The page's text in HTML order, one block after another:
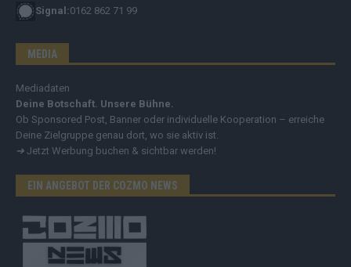
Signal:0162 862 71 99
MEDIA
Mediadaten
Deine Botschaft. Unsere Bühne.
Ob Sponsored Post, Banner oder individuelle Kooperation – erreiche
Deine Zielgruppe genau dort, wo sie aktiv ist.
➔ Jetzt Werbung buchen & sichtbar werden!
EIN ANGEBOT DER COZMO NEWS